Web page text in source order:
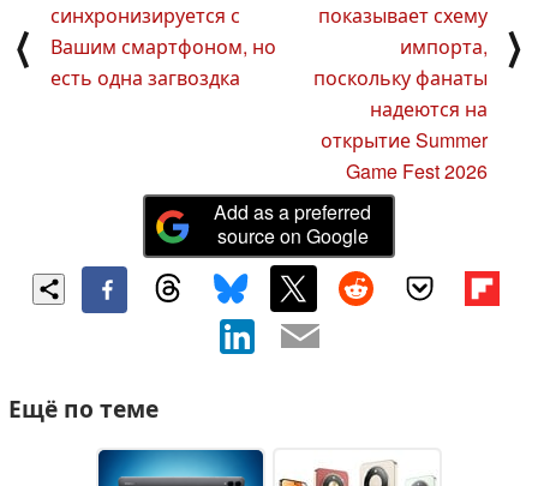
⟨
синхронизируется с
Вашим смартфоном, но
есть одна загвоздка
показывает схему
импорта,
поскольку фанаты
надеются на
открытие Summer
Game Fest 2026
⟩
Add as a preferred
source on Google
Ещё по теме